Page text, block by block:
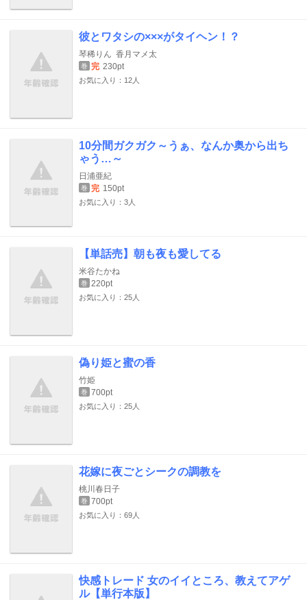
彼とワタシの×××がタイヘン！？
琴稀りん 香月マメ太
巻 完 230pt
お気に入り：12人
10分間ガクガク～うぁ、なんか奥から出ち
ゃう…～
日浦亜紀
巻 完 150pt
お気に入り：3人
【単話売】朝も夜も愛してる
米谷たかね
巻 220pt
お気に入り：25人
偽り姫と蜜の香
竹姫
巻 700pt
お気に入り：25人
花嫁に夜ごとシークの調教を
桃川春日子
巻 700pt
お気に入り：69人
快感トレード 女のイイところ、教えてアゲ
ル【単行本版】